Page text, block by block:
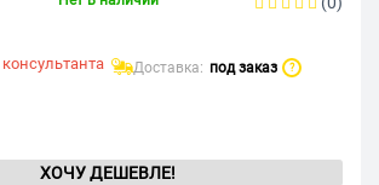
Доставка: под заказ ?
ХОЧУ ДЕШЕВЛЕ!